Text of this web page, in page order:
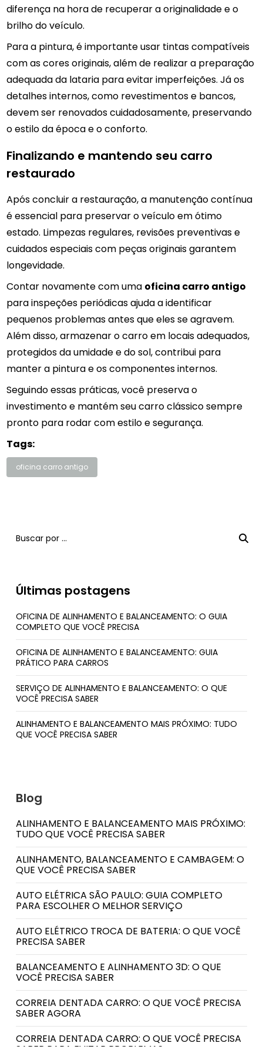
diferença na hora de recuperar a originalidade e o
brilho do veículo.
Para a pintura, é importante usar tintas compatíveis
com as cores originais, além de realizar a preparação
adequada da lataria para evitar imperfeições. Já os
detalhes internos, como revestimentos e bancos,
devem ser renovados cuidadosamente, preservando
o estilo da época e o conforto.
Finalizando e mantendo seu carro
restaurado
Após concluir a restauração, a manutenção contínua
é essencial para preservar o veículo em ótimo
estado. Limpezas regulares, revisões preventivas e
cuidados especiais com peças originais garantem
longevidade.
Contar novamente com uma oficina carro antigo
para inspeções periódicas ajuda a identificar
pequenos problemas antes que eles se agravem.
Além disso, armazenar o carro em locais adequados,
protegidos da umidade e do sol, contribui para
manter a pintura e os componentes internos.
Seguindo essas práticas, você preserva o
investimento e mantém seu carro clássico sempre
pronto para rodar com estilo e segurança.
Tags:
oficina carro antigo
Últimas postagens
OFICINA DE ALINHAMENTO E BALANCEAMENTO: O GUIA
COMPLETO QUE VOCÊ PRECISA
OFICINA DE ALINHAMENTO E BALANCEAMENTO: GUIA
PRÁTICO PARA CARROS
SERVIÇO DE ALINHAMENTO E BALANCEAMENTO: O QUE
VOCÊ PRECISA SABER
ALINHAMENTO E BALANCEAMENTO MAIS PRÓXIMO: TUDO
QUE VOCÊ PRECISA SABER
Blog
ALINHAMENTO E BALANCEAMENTO MAIS PRÓXIMO:
TUDO QUE VOCÊ PRECISA SABER
ALINHAMENTO, BALANCEAMENTO E CAMBAGEM: O
QUE VOCÊ PRECISA SABER
AUTO ELÉTRICA SÃO PAULO: GUIA COMPLETO
PARA ESCOLHER O MELHOR SERVIÇO
AUTO ELÉTRICO TROCA DE BATERIA: O QUE VOCÊ
PRECISA SABER
BALANCEAMENTO E ALINHAMENTO 3D: O QUE
VOCÊ PRECISA SABER
CORREIA DENTADA CARRO: O QUE VOCÊ PRECISA
SABER AGORA
CORREIA DENTADA CARRO: O QUE VOCÊ PRECISA
SABER PARA EVITAR PROBLEMAS